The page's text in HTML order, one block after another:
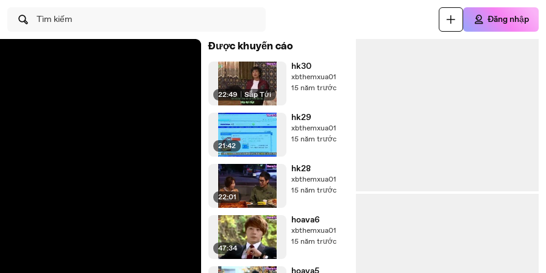
Tìm kiếm Đăng nhập
Được khuyến cáo
22:49 Sắp Tới
hk30
xbthemxua01
15 năm trước
21:42
hk29
xbthemxua01
15 năm trước
22:01
hk28
xbthemxua01
15 năm trước
47:34
hoava6
xbthemxua01
15 năm trước